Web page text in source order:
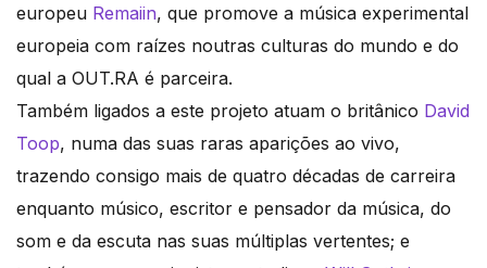
europeu Remaiin, que promove a música experimental
europeia com raízes noutras culturas do mundo e do
qual a OUT.RA é parceira.
Também ligados a este projeto atuam o britânico David
Toop, numa das suas raras aparições ao vivo,
trazendo consigo mais de quatro décadas de carreira
enquanto músico, escritor e pensador da música, do
som e da escuta nas suas múltiplas vertentes; e